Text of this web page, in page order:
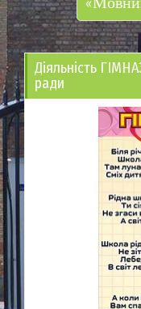
Діяльність
ради